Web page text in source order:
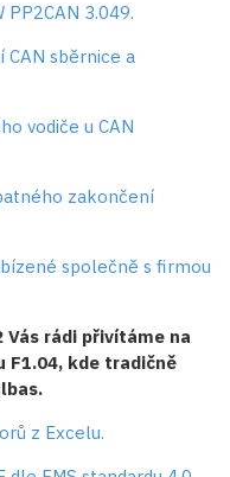
PP2CAN 3.049.
sběrnice a
vodiče u CAN
zakončení
společně s firmou
Vás rádi přivítáme na
F1.04, kde tradičně
z Excelu.